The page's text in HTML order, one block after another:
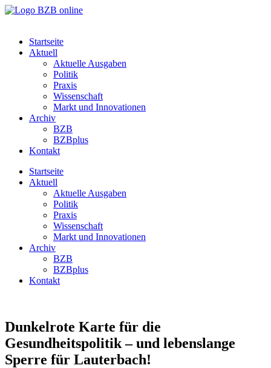
Startseite
Aktuell
Aktuelle Ausgaben
Politik
Praxis
Wissenschaft
Markt und Innovationen
Archiv
BZB
BZBplus
Kontakt
Startseite
Aktuell
Aktuelle Ausgaben
Politik
Praxis
Wissenschaft
Markt und Innovationen
Archiv
BZB
BZBplus
Kontakt
Dunkelrote Karte für die
Gesundheitspolitik – und lebenslange
Sperre für Lauterbach!